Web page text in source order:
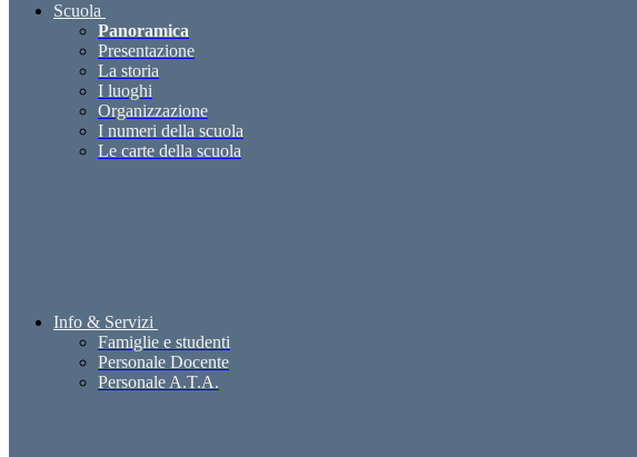
Scuola
Panoramica
Presentazione
La storia
I luoghi
Organizzazione
I numeri della scuola
Le carte della scuola
Info & Servizi
Famiglie e studenti
Personale Docente
Personale A.T.A.